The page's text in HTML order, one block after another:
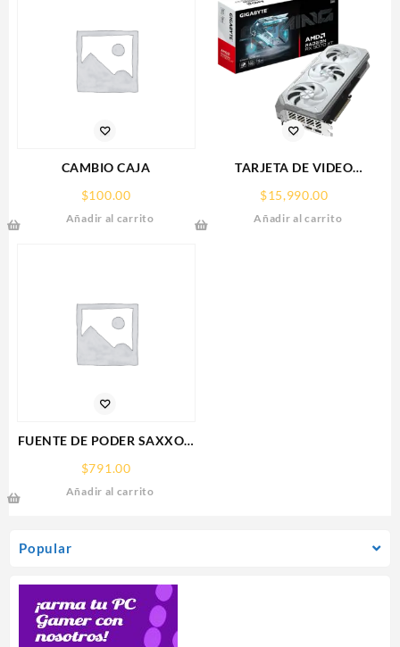
Popular
CAMBIO CAJA
$100.00
Añadir al carrito
TARJETA DE VIDEO
R907XGAMINGOCICE-16GD)
RX 9070
$15,990.00
Añadir al carrito
FUENTE DE PODER SAXXON
(PSU1210-D9)
REGULADA,12V,10
AMPERES,DISTRIBUIDOR
$791.00
Añadir al carrito